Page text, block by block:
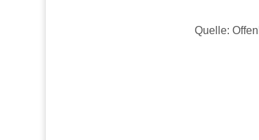
Quelle: